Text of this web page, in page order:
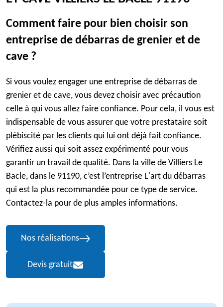
Comment faire pour bien choisir son
entreprise de débarras de grenier et de
cave ?
Si vous voulez engager une entreprise de débarras de
grenier et de cave, vous devez choisir avec précaution
celle à qui vous allez faire confiance. Pour cela, il vous est
indispensable de vous assurer que votre prestataire soit
plébiscité par les clients qui lui ont déjà fait confiance.
Vérifiez aussi qui soit assez expérimenté pour vous
garantir un travail de qualité. Dans la ville de Villiers Le
Bacle, dans le 91190, c’est l’entreprise L'art du débarras
qui est la plus recommandée pour ce type de service.
Contactez-la pour de plus amples informations.
Nos réalisations
Devis gratuit